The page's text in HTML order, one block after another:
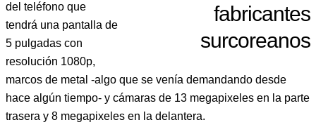
fabricantes
surcoreanos
del teléfono que
tendrá una pantalla de
5 pulgadas con
resolución 1080p,
marcos de metal -algo que se venía demandando desde
hace algún tiempo- y cámaras de 13 megapixeles en la parte
trasera y 8 megapixeles en la delantera.